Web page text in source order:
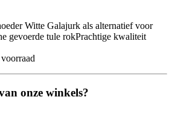
Witte Galajurk als alternatief voor
gevoerde tule rokPrachtige kwaliteit
onze winkels?